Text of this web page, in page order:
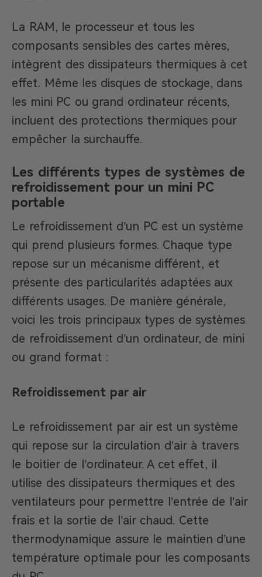
La RAM, le processeur et tous les
composants sensibles des cartes mères,
intègrent des dissipateurs thermiques à cet
effet. Même les disques de stockage, dans
les mini PC ou grand ordinateur récents,
incluent des protections thermiques pour
empêcher la surchauffe.
Les différents types de systèmes de
refroidissement pour un mini PC
portable
Le refroidissement d’un PC est un système
qui prend plusieurs formes. Chaque type
repose sur un mécanisme différent, et
présente des particularités adaptées aux
différents usages. De manière générale,
voici les trois principaux types de systèmes
de refroidissement d’un ordinateur, de mini
ou grand format :
Refroidissement par air
Le refroidissement par air est un système
qui repose sur la circulation d’air à travers
le boitier de l’ordinateur. A cet effet, il
utilise des dissipateurs thermiques et des
ventilateurs pour permettre l’entrée de l’air
frais et la sortie de l’air chaud. Cette
thermodynamique assure le maintien d’une
température optimale pour les composants